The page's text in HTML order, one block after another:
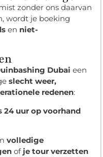
zonder ons daarvan
wordt je boeking
en niet-
Dubai een
slecht weer,
redenen:
24 uur op voorhand
volledige
of je tour verzetten